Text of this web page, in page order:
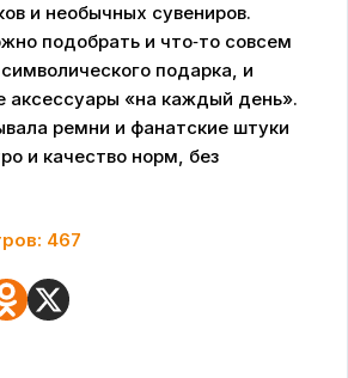
и необычных сувениров.
подобрать и что‑то совсем
подарка, и
аксессуары «на каждый день».
ремни и фанатские штуки
и качество норм, без
467